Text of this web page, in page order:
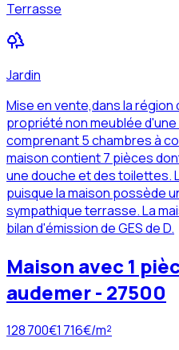
Terrasse
Jardin
Mise en vente,dans la
propriété non meublée d'une
comprenant 5 chambres à
maison contient 7 pièces
une douche et des toilettes.
puisque la maison possède
sympathique terrasse. La
bilan d'émission de GES de D.
Maison avec 1
audemer - 27500
128 700€1 716€/m²